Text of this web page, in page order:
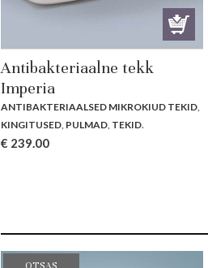
Antibakteriaalne tekk
Imperia
ANTIBAKTERIAALSED MIKROKIUD TEKID,
KINGITUSED, PULMAD, TEKID.
€ 239.00